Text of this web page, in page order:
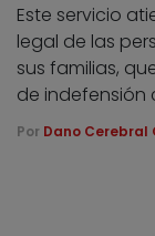
Este servicio
legal de las
sus familias,
de indefensión
Por Dano Cerebral